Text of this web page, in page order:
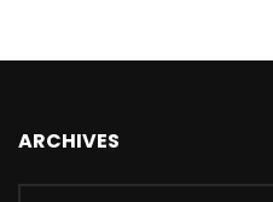
ARCHIVES
Archives